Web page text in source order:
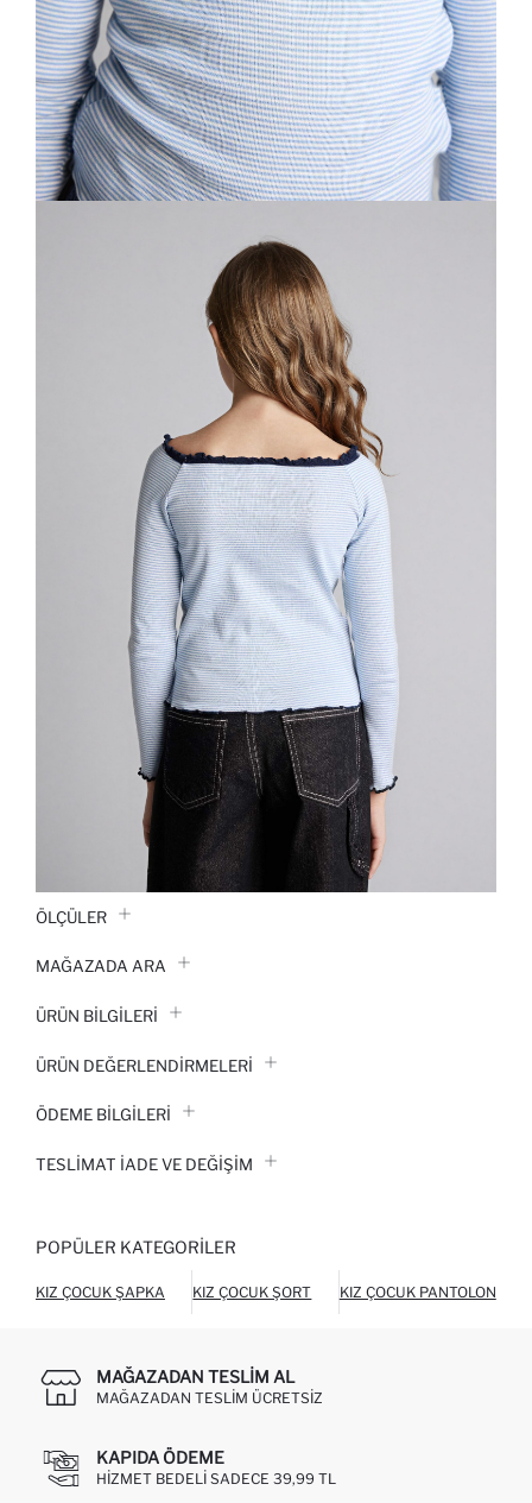
ÖLÇÜLER
MAĞAZADA ARA
ÜRÜN BILGILERI
ÜRÜN DEĞERLENDİRMELERİ
ÖDEME BİLGİLERİ
TESLIMAT İADE VE DEĞIŞIM
POPÜLER KATEGORILER
KIZ ÇOCUK ŞAPKA KIZ ÇOCUK ŞORT KIZ ÇOCUK PANTOLON
MAĞAZADAN TESLIM AL
MAĞAZADAN TESLIM ÜCRETSIZ
KAPIDA ÖDEME
HIZMET BEDELI SADECE 39,99 TL